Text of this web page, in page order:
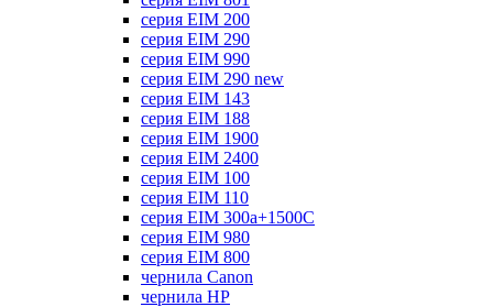
серия EIM 200
серия EIM 290
серия EIM 990
серия EIM 290 new
серия EIM 143
серия EIM 188
серия EIM 1900
серия EIM 2400
серия EIM 100
серия EIM 110
серия EIM 300a+1500C
серия EIM 980
серия EIM 800
чернила Canon
чернила HP